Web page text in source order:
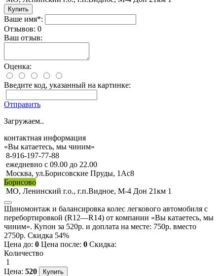
Ваше имя*:
Отзывов: 0
Ваш отзыв:
Оценка:
Введите код, указанный на картинке:
Отправить
Загружаем..
контактная информация
«Вы катаетесь, мы чиним»
8-916-197-77-88
ежедневно с 09.00 до 22.00
Москва, ул.Борисовские Пруды, 1Ас8
Борисово
МО, Ленинский г.о., г.п.Видное, М-4 Дон 21км 1
Шиномонтаж и балансировка колес легкового автомобиля с
перебортировкой (R12—R14) от компании «Вы катаетесь, мы
чиним». Купон за 520р. и доплата на месте: 750р. вместо
2750р. Скидка 54%
Цена до: 0 Цена после: 0 Скидка:
Количество
1
Цена: 520